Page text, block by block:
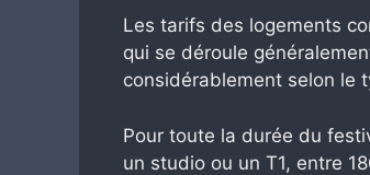
Les tarifs des logements
qui se déroule
considérablement selon le
Pour toute la durée du
un studio ou un T1, entre